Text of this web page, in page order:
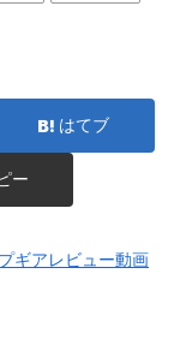
はてブ
ー
ギアレビュー動画